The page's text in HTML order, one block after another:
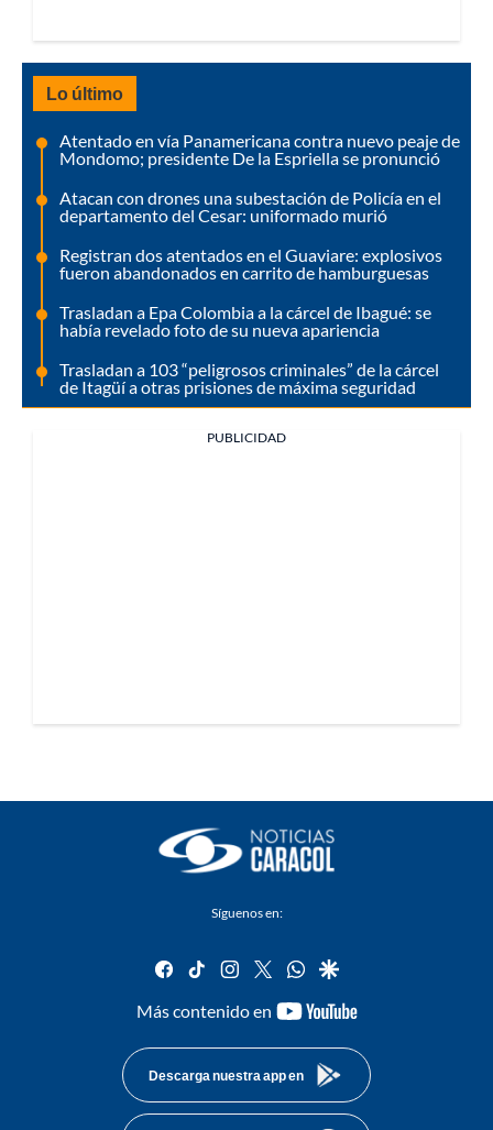
Lo último
Atentado en vía Panamericana contra nuevo peaje de
Mondomo; presidente De la Espriella se pronunció
Atacan con drones una subestación de Policía en el
departamento del Cesar: uniformado murió
Registran dos atentados en el Guaviare: explosivos
fueron abandonados en carrito de hamburguesas
Trasladan a Epa Colombia a la cárcel de Ibagué: se
había revelado foto de su nueva apariencia
Trasladan a 103 “peligrosos criminales” de la cárcel
de Itagüí a otras prisiones de máxima seguridad
PUBLICIDAD
Síguenos en:
facebook
tiktok instagram
twitterwhatsapp
google
Más contenido en
youtube-
Descarga nuestra app en